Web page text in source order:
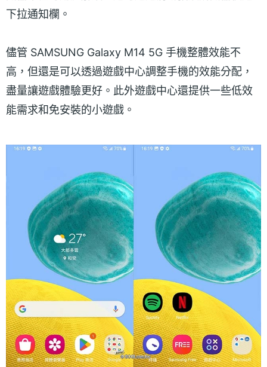
下拉通知欄。
儘管 SAMSUNG Galaxy M14 5G 手機整體效能不
高，但還是可以透過遊戲中心調整手機的效能分配，
盡量讓遊戲體驗更好。此外遊戲中心還提供一些低效
能需求和免安裝的小遊戲。